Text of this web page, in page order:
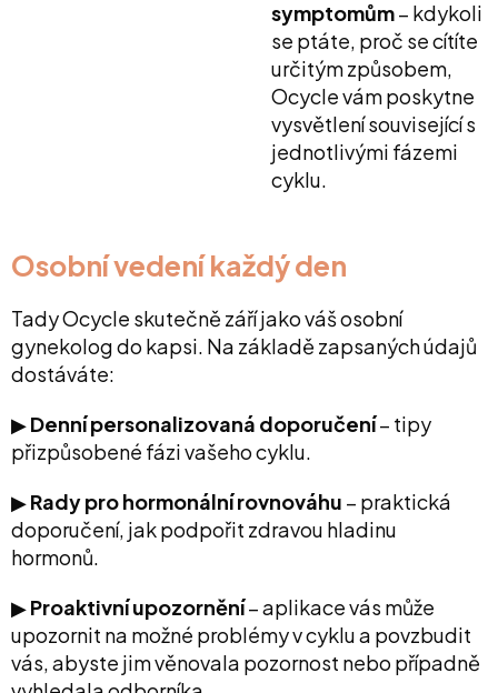
symptomům– kdykoli
se ptáte, proč se cítíte
určitým způsobem,
Ocycle vám poskytne
vysvětlení související s
jednotlivými fázemi
cyklu.
Osobní vedení každý den
Tady Ocycle skutečně září jako váš osobní
gynekolog do kapsi. Na základě zapsaných údajů
dostáváte:
▶︎Denní personalizovaná doporučení– tipy
přizpůsobené fázi vašeho cyklu.
▶︎Rady pro hormonální rovnováhu – praktická
doporučení, jak podpořit zdravou hladinu
hormonů.
▶︎Proaktivní upozornění– aplikace vás může
upozornit na možné problémy v cyklu a povzbudit
vás, abyste jim věnovala pozornost nebo případně